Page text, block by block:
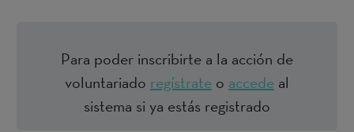
Para poder inscribirte a la acción de
voluntariado regístrate o accede al
sistema si ya estás registrado